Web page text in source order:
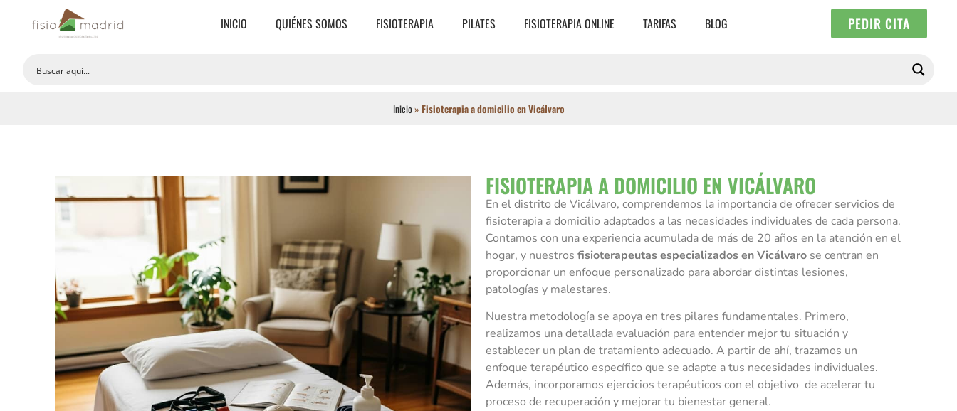
INICIO QUIÉNES SOMOS FISIOTERAPIA PILATES FISIOTERAPIA ONLINE TARIFAS BLOG PEDIR CITA
Inicio» Fisioterapia a domicilio en Vicálvaro
FISIOTERAPIA A DOMICILIO EN VICÁLVARO
En el distrito de Vicálvaro, comprendemos la importancia de ofrecer servicios de
fisioterapia a domicilio adaptados a las necesidades individuales de cada persona.
Contamos con una experiencia acumulada de más de 20 años en la atención en el
hogar, y nuestros fisioterapeutas especializados en Vicálvaro se centran en
proporcionar un enfoque personalizado para abordar distintas lesiones,
patologías y malestares.
Nuestra metodología se apoya en tres pilares fundamentales. Primero,
realizamos una detallada evaluación para entender mejor tu situación y
establecer un plan de tratamiento adecuado. A partir de ahí, trazamos un
enfoque terapéutico específico que se adapte a tus necesidades individuales.
Además, incorporamos ejercicios terapéuticos con el objetivo de acelerar tu
proceso de recuperación y mejorar tu bienestar general.